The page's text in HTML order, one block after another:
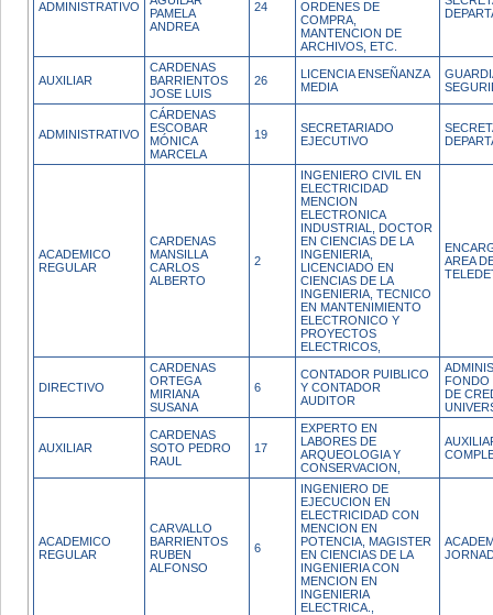
ADMINISTRATIVO
PAMELA
ANDREA
24
ORDENES DE
COMPRA,
MANTENCION DE
ARCHIVOS, ETC.
AUXILIAR
CARDENAS
BARRIENTOS
JOSE LUIS
26
LICENCIA ENSEÑANZA
MEDIA
ADMINISTRATIVO
CÁRDENAS
ESCOBAR
MÓNICA
MARCELA
19
SECRETARIADO
EJECUTIVO
ACADEMICO
REGULAR
CARDENAS
MANSILLA
CARLOS
ALBERTO
2
INGENIERO CIVIL EN
ELECTRICIDAD
MENCION
ELECTRONICA
INDUSTRIAL, DOCTOR
EN CIENCIAS DE LA
INGENIERIA,
LICENCIADO EN
CIENCIAS DE LA
INGENIERIA, TECNICO
EN MANTENIMIENTO
ELECTRONICO Y
PROYECTOS
ELECTRICOS,
AREA
DIRECTIVO
CARDENAS
ORTEGA
MIRIANA
SUSANA
6
CONTADOR PUIBLICO
Y CONTADOR
AUDITOR
FONDO
DE
AUXILIAR
CARDENAS
SOTO PEDRO
RAUL
17
EXPERTO EN
LABORES DE
ARQUEOLOGIA Y
CONSERVACION,
ACADEMICO
REGULAR
CARVALLO
BARRIENTOS
RUBEN
ALFONSO
6
INGENIERO DE
EJECUCION EN
ELECTRICIDAD CON
MENCION EN
POTENCIA, MAGISTER
EN CIENCIAS DE LA
INGENIERIA CON
MENCION EN
INGENIERIA
ELECTRICA.,